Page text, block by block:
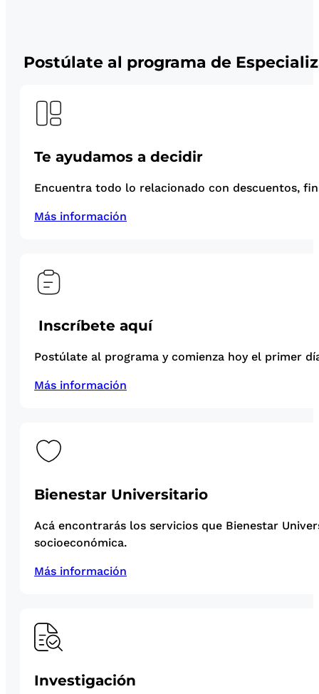
Postúlate al programa de
Te ayudamos a decidir
Encuentra todo lo relacionado con descuentos,
Más información
Inscríbete aquí
Postúlate al programa y comienza hoy el primer
Más información
Bienestar Universitario
Acá encontrarás los servicios que Bienestar
socioeconómica.
Más información
Investigación